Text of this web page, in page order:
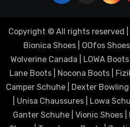
Copyright © All rights reserved
Bionica Shoes
OOfos Shoes
Wolverine Canada
LOWA Boots|
Lane Boots| Nocona Boots|
Camper Schuhe| Dexter Bowling
Unisa Chaussures| Lowa
Ganter Schuhe
Vionic Shoes|